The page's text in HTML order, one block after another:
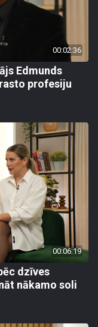
00:02:36
Edmunds
profesiju
00:06:19
dzīves
nākamo soli